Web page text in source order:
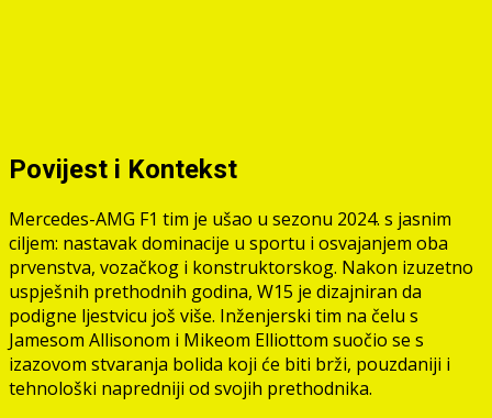
Povijest i Kontekst
Mercedes-AMG F1 tim je ušao u sezonu 2024. s jasnim
ciljem: nastavak dominacije u sportu i osvajanjem oba
prvenstva, vozačkog i konstruktorskog. Nakon izuzetno
uspješnih prethodnih godina, W15 je dizajniran da
podigne ljestvicu još više. Inženjerski tim na čelu s
Jamesom Allisonom i Mikeom Elliottom suočio se s
izazovom stvaranja bolida koji će biti brži, pouzdaniji i
tehnološki napredniji od svojih prethodnika.